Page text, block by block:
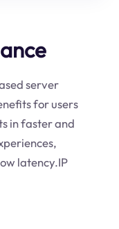
server
for users
in faster and
latency.IP